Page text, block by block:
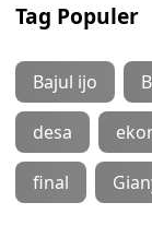
Tag Populer
Bajul ijo
desa
final